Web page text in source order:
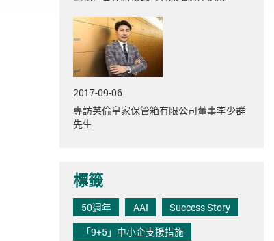
2017-09-06
專訪英倫皇家保管箱有限公司董事李少群
先生
標籤
50週年 AAI
Success Story
「9+5」中小企支援措施